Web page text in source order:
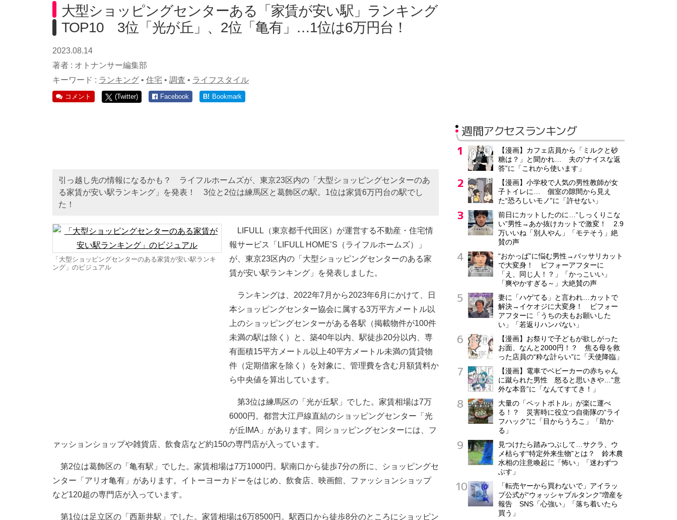
大型ショッピングセンターある「家賃が安い駅」ランキング
TOP10 3位「光が丘」、2位「亀有」…1位は6万円台！
2023.08.14
著者 : オトナンサー編集部
キーワード : ランキング • 住宅 • 調査 • ライフスタイル
コメント (Twitter) Facebook B! Bookmark
引っ越し先の情報になるかも？ ライフルホームズが、東京23区内の「大型ショッピングセンターのあ
る家賃が安い駅ランキング」を発表！ 3位と2位は練馬区と葛飾区の駅。1位は家賃6万円台の駅でし
た！
「大型ショッピングセンターのある家賃が安い駅ランキ
ング」のビジュアル
LIFULL（東京都千代田区）が運営する不動産・住宅情
報サービス「LIFULL HOME’S（ライフルホームズ）」
が、東京23区内の「大型ショッピングセンターのある家
賃が安い駅ランキング」を発表しました。
ランキングは、2022年7月から2023年6月にかけて、日
本ショッピングセンター協会に属する3万平方メートル以
上のショッピングセンターがある各駅（掲載物件が100件
未満の駅は除く）と、築40年以内、駅徒歩20分以内、専
有面積15平方メートル以上40平方メートル未満の賃貸物
件（定期借家を除く）を対象に、管理費を含む月額賃料か
ら中央値を算出しています。
第3位は練馬区の「光が丘駅」でした。家賃相場は7万
6000円。都営大江戸線直結のショッピングセンター「光
が丘IMA」があります。同ショッピングセンターには、フ
ァッションショップや雑貨店、飲食店など約150の専門店が入っています。
第2位は葛飾区の「亀有駅」でした。家賃相場は7万1000円。駅南口から徒歩7分の所に、ショッピングセ
ンター「アリオ亀有」があります。イトーヨーカドーをはじめ、飲食店、映画館、ファッションショップ
など120超の専門店が入っています。
第1位は足立区の「西新井駅」でした。家賃相場は6万8500円。駅西口から徒歩8分のところにショッピン
週間アクセスランキング
【漫画】カフェ店員から「ミルクと砂
糖は？」と聞かれ… 夫の“ナイスな返
答”に「これから使います」
【漫画】小学校で人気の男性教師が女
子トイレに… 個室の隙間から見え
た“恐ろしいモノ”に「許せない」
前日にカットしたのに…“しっくりこな
い”男性→あか抜けカットで激変！ 2.9
万いいね「別人やん」「モテそう」絶
賛の声
“おかっぱ”に悩む男性→バッサリカット
で大変身！ ビフォーアフターに
「え、同じ人！？」「かっこいい」
「爽やかすぎる～」大絶賛の声
妻に「ハゲてる」と言われ…カットで
解決→イケオジに大変身！ ビフォー
アフターに「うちの夫もお願いした
い」「若返りハンパない」
【漫画】お祭りで子どもが欲しがった
お面、なんと2000円！？ 焦る母を救
った店員の“粋な計らい”に「天使降臨」
【漫画】電車でベビーカーの赤ちゃん
に蹴られた男性 怒ると思いきや…“意
外な本音”に「なんてすてき！」
大量の「ペットボトル」が楽に運べ
る！？ 災害時に役立つ自衛隊の“ライ
フハック”に「目からうろこ」「助か
る」
見つけたら踏みつぶして…サクラ、ウ
メ枯らす“特定外来生物”とは？ 鈴木農
水相の注意喚起に「怖い」「迷わずつ
ぶす」
「転売ヤーから買わないで」アイラッ
プ公式が“ウォッシャブルタンク”増産を
報告 SNS「心強い」「落ち着いたら
買う」